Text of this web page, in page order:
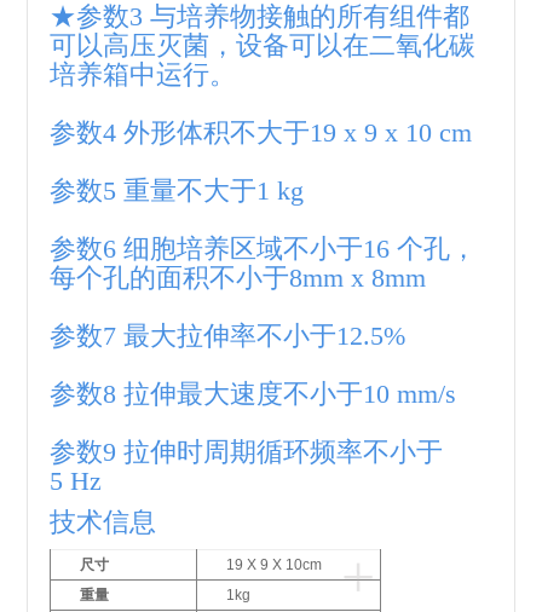
★参数3 与培养物接触的所有组件都
可以高压灭菌，设备可以在二氧化碳
培养箱中运行。
参数4 外形体积不大于19 x 9 x 10 cm
参数5 重量不大于1 kg
参数6 细胞培养区域不小于16 个孔，
每个孔的面积不小于8mm x 8mm
参数7 最大拉伸率不小于12.5%
参数8 拉伸最大速度不小于10 mm/s
参数9 拉伸时周期循环频率不小于
5 Hz
技术信息
+
尺寸
19 X 9 X 10cm
重量
1kg